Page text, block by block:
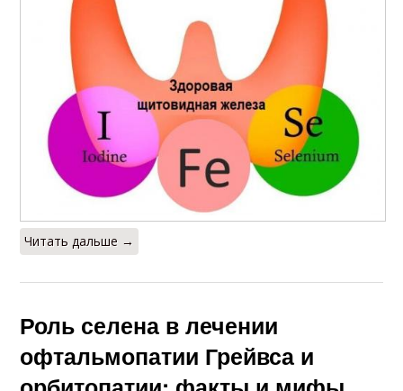
Читать дальше →
Роль селена в лечении
офтальмопатии Грейвса и